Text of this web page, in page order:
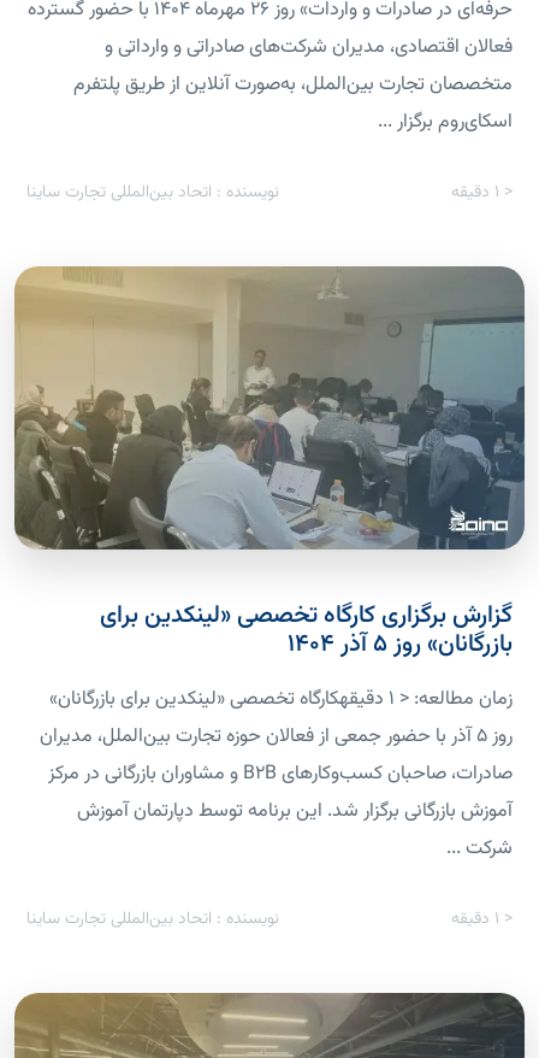
حرفه‌ای در صادرات و واردات» روز ۲۶ مهرماه ۱۴۰۴ با حضور گسترده
فعالان اقتصادی، مدیران شرکت‌های صادراتی و وارداتی و
متخصصان تجارت بین‌الملل، به‌صورت آنلاین از طریق پلتفرم
اسکای‌روم برگزار ...
< 1 دقیقه نویسنده : اتحاد بین‌المللی تجارت ساینا
گزارش برگزاری کارگاه تخصصی «لینکدین برای
بازرگانان» روز ۵ آذر ۱۴۰۴
زمان مطالعه: < 1 دقیقهکارگاه تخصصی «لینکدین برای بازرگانان»
روز ۵ آذر با حضور جمعی از فعالان حوزه تجارت بین‌الملل، مدیران
صادرات، صاحبان کسب‌وکارهای B2B و مشاوران بازرگانی در مرکز
آموزش بازرگانی برگزار شد. این برنامه توسط دپارتمان آموزش
شرکت ...
< 1 دقیقه نویسنده : اتحاد بین‌المللی تجارت ساینا